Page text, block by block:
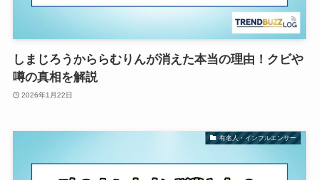
しまじろうかららむりんが消えた本当の理由！クビや
噂の真相を解説
2026年1月22日
有名人・インフルエンサー